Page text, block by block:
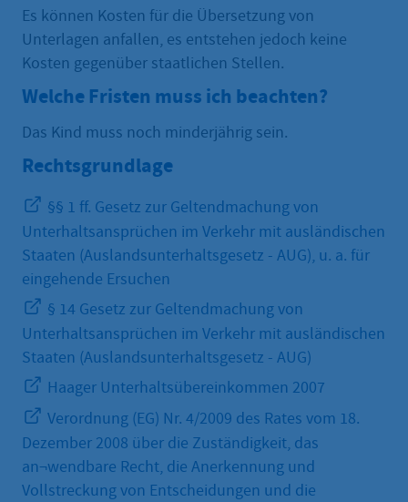
Es können Kosten für die Übersetzung von
Unterlagen anfallen, es entstehen jedoch keine
Kosten gegenüber staatlichen Stellen.
Welche Fristen muss ich beachten?
Das Kind muss noch minderjährig sein.
Rechtsgrundlage
§§ 1 ff. Gesetz zur Geltendmachung von
Unterhaltsansprüchen im Verkehr mit ausländischen
Staaten (Auslandsunterhaltsgesetz - AUG), u. a. für
eingehende Ersuchen
§ 14 Gesetz zur Geltendmachung von
Unterhaltsansprüchen im Verkehr mit ausländischen
Staaten (Auslandsunterhaltsgesetz - AUG)
Haager Unterhaltsübereinkommen 2007
Verordnung (EG) Nr. 4/2009 des Rates vom 18.
Dezember 2008 über die Zuständigkeit, das
an¬wendbare Recht, die Anerkennung und
Vollstreckung von Entscheidungen und die